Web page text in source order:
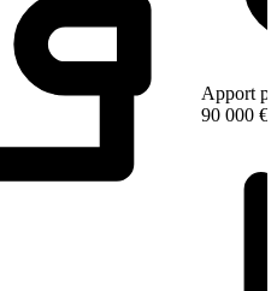
Apport
90 000 €